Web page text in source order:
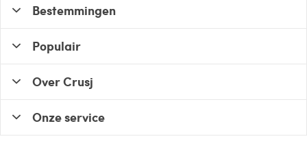
Bestemmingen
Populair
Over Crusj
Onze service